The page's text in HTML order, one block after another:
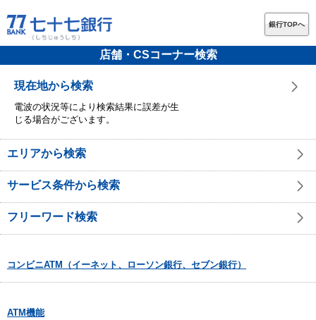
銀行TOPへ
店舗・CSコーナー検索
現在地から検索
電波の状況等により検索結果に誤差が生
じる場合がございます。
エリアから検索
サービス条件から検索
フリーワード検索
コンビニATM（イーネット、ローソン銀行、セブン銀行）
ATM機能